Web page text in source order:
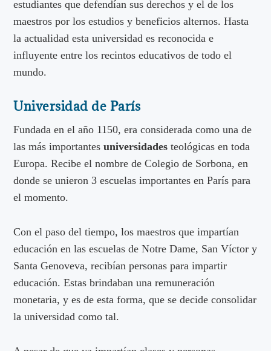
estudiantes que defendían sus derechos y el de los
maestros por los estudios y beneficios alternos. Hasta
la actualidad esta universidad es reconocida e
influyente entre los recintos educativos de todo el
mundo.
Universidad de París
Fundada en el año 1150, era considerada como una de
las más importantesuniversidades teológicas en toda
Europa. Recibe el nombre de Colegio de Sorbona, en
donde se unieron 3 escuelas importantes en París para
el momento.
Con el paso del tiempo, los maestros que impartían
educación en las escuelas de Notre Dame, San Víctor y
Santa Genoveva, recibían personas para impartir
educación. Estas brindaban una remuneración
monetaria, y es de esta forma, que se decide consolidar
la universidad como tal.